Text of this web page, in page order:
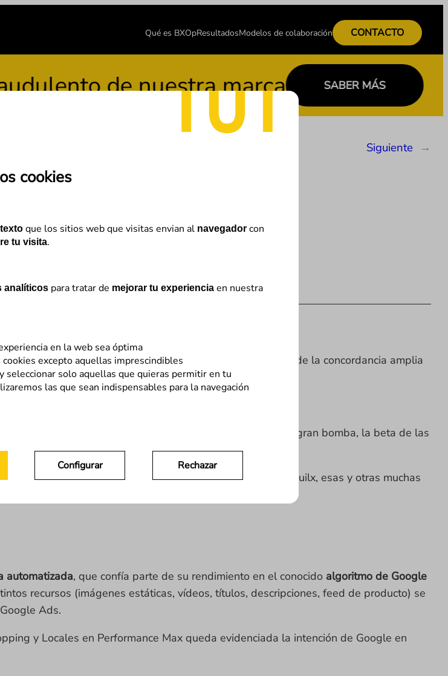
cookies
que los sitios web que visitas envian al navegador con
tu visita.
analíticos para tratar de mejorar tu experiencia en nuestra
en la web sea óptima
cookies excepto aquellas imprescindibles
seleccionar solo aquellas que quieras permitir en tu
las que sean indispensables para la navegación
Configurar Rechazar
Qué es BXOpResultadosModelos de colaboración CONTACTO
de nuestra marca SABER MÁS
Siguiente →
saber
La cascada de novedades continuó con la desaparición de la concordancia amplia
para los especialistas en Paid. Y entonces llegó la gran bomba, la beta de las
de campaña ha llegado a todas las cuentas
rendimiento? ¿Suponen una pérdida de control total? Tranquilx, esas y otras muchas
automatizada, que confía parte de su rendimiento en el conocido algoritmo de Google
recursos (imágenes estáticas, vídeos, títulos, descripciones, feed de producto) se
Ads.
y Locales en Performance Max queda evidenciada la intención de Google en